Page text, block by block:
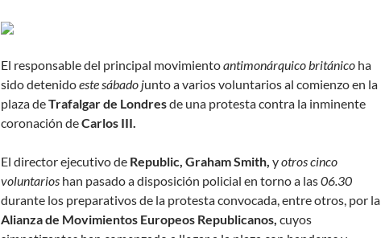
El responsable del principal movimientoantimonárquico británico ha
sido detenidoeste sábado junto a varios voluntarios al comienzo en la
plaza deTrafalgar de Londresde una protesta contra la inminente
coronación deCarlos III.
El director ejecutivo de Republic, Graham Smith, yotros cinco
voluntarios han pasado a disposición policial en torno a las06.30
durante los preparativos de la protesta convocada, entre otros, por la
Alianza de Movimientos Europeos Republicanos, cuyos